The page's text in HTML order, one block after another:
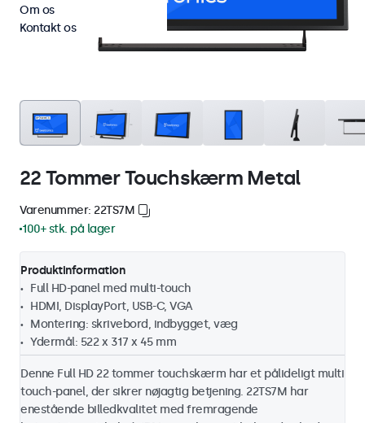
22 Tommer Touchskærm Metal
Varenummer: 22TS7M
100+ stk. på lager
Produktinformation
Full HD-panel med multi-touch
HDMI, DisplayPort, USB-C, VGA
Montering: skrivebord, indbygget, væg
Ydermål: 522 x 317 x 45 mm
Denne Full HD 22 tommer touchskærm har et pålideligt multi
touch-panel, der sikrer nøjagtig betjening. 22TS7M har
enestående billedkvalitet med fremragende
Om os
Kontakt os